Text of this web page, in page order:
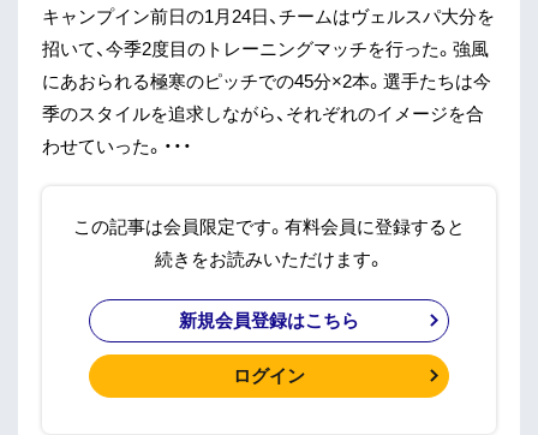
キャンプイン前日の1月24日、チームはヴェルスパ大分を
招いて、今季2度目のトレーニングマッチを行った。強風
にあおられる極寒のピッチでの45分×2本。選手たちは今
季のスタイルを追求しながら、それぞれのイメージを合
わせていった。・・・
この記事は会員限定です。有料会員に登録すると
続きをお読みいただけます。
新規会員登録はこちら
ログイン